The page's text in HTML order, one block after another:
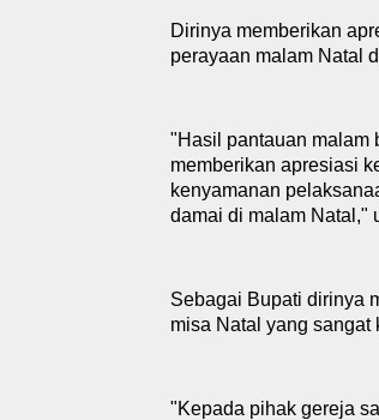
Dirinya memberikan
perayaan malam Natal
"Hasil pantauan malam
memberikan apresiasi
kenyamanan
damai di malam Natal ,"
Sebagai Bupati dirinya
misa Natal yang sangat
"Kepada pihak gereja